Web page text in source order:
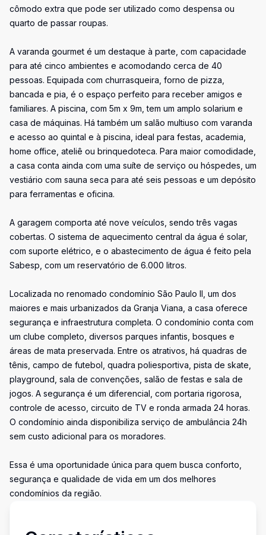
cômodo extra que pode ser utilizado como despensa ou
quarto de passar roupas.
A varanda gourmet é um destaque à parte, com capacidade
para até cinco ambientes e acomodando cerca de 40
pessoas. Equipada com churrasqueira, forno de pizza,
bancada e pia, é o espaço perfeito para receber amigos e
familiares. A piscina, com 5m x 9m, tem um amplo solarium e
casa de máquinas. Há também um salão multiuso com varanda
e acesso ao quintal e à piscina, ideal para festas, academia,
home office, ateliê ou brinquedoteca. Para maior comodidade,
a casa conta ainda com uma suíte de serviço ou hóspedes, um
vestiário com sauna seca para até seis pessoas e um depósito
para ferramentas e oficina.
A garagem comporta até nove veículos, sendo três vagas
cobertas. O sistema de aquecimento central da água é solar,
com suporte elétrico, e o abastecimento de água é feito pela
Sabesp, com um reservatório de 6.000 litros.
Localizada no renomado condomínio São Paulo II, um dos
maiores e mais urbanizados da Granja Viana, a casa oferece
segurança e infraestrutura completa. O condomínio conta com
um clube completo, diversos parques infantis, bosques e
áreas de mata preservada. Entre os atrativos, há quadras de
tênis, campo de futebol, quadra poliesportiva, pista de skate,
playground, sala de convenções, salão de festas e sala de
jogos. A segurança é um diferencial, com portaria rigorosa,
controle de acesso, circuito de TV e ronda armada 24 horas.
O condomínio ainda disponibiliza serviço de ambulância 24h
sem custo adicional para os moradores.
Essa é uma oportunidade única para quem busca conforto,
segurança e qualidade de vida em um dos melhores
condomínios da região.